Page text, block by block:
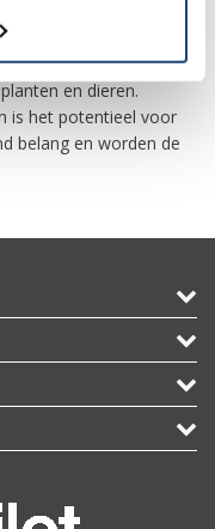
geen enkele
maar
en dieren.
is het potentieel voor
belang en worden de